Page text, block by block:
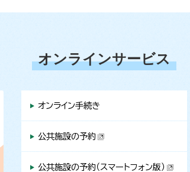
オンラインサービス
オンライン手続き
公共施設の予約
公共施設の予約（スマートフォン版）